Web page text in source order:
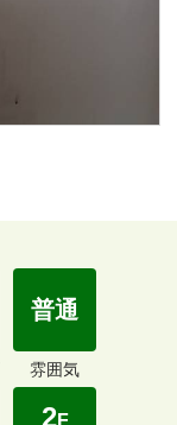
普通
雰囲気
2